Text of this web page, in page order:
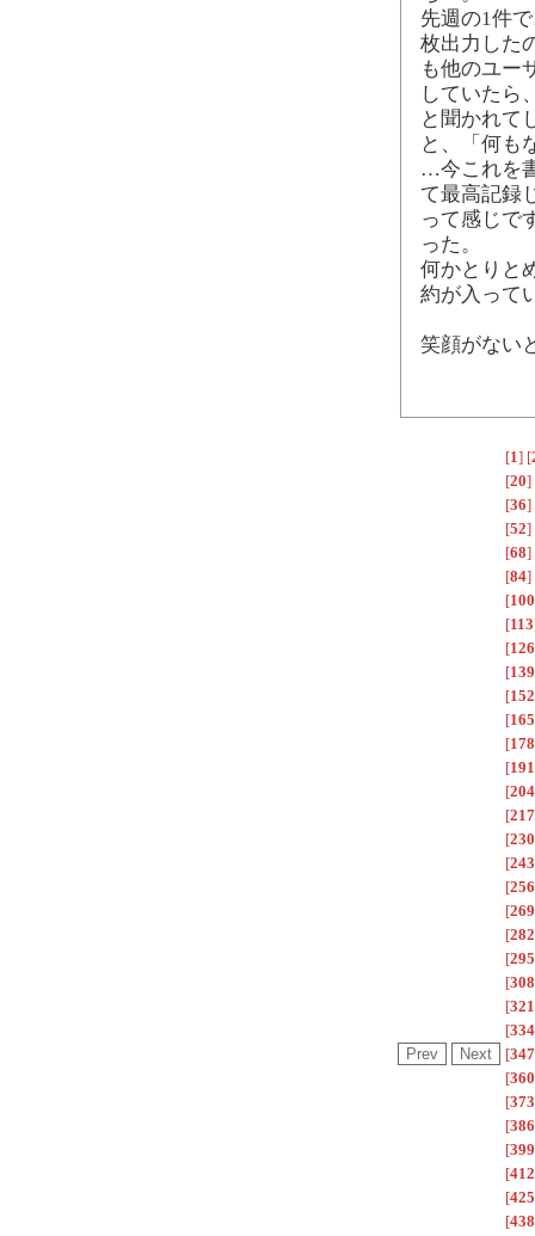
先週の1件
枚出力した
も他のユー
していたら
と聞かれて
と、「何も
…今これを
て最高記録
って感じで
った。
何かとりと
約が入って
笑顔がない
[1] [
[20]
[36]
[52]
[68]
[84]
[100
[113
[126
[139
[152
[165
[178
[191
[204
[217
[230
[243
[256
[269
[282
[295
[308
[321
[334
[347
[360
[373
[386
[399
[412
[425
[438